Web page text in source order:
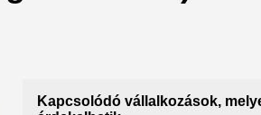
Kapcsolódó vállalkozások,